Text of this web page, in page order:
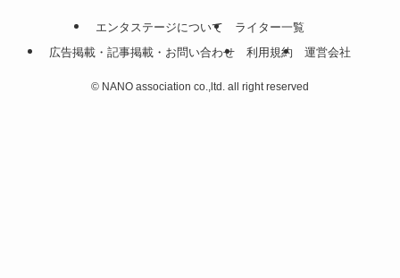
エンタステージについて
ライター一覧
広告掲載・記事掲載・お問い合わせ
利用規約 運営会社
© NANO association co.,ltd. all right reserved